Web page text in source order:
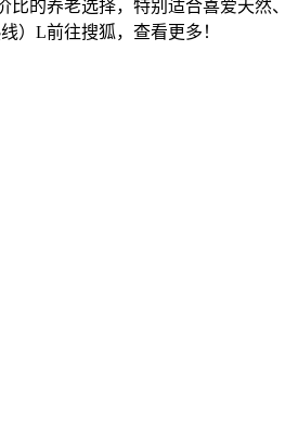
的养老选择，特别适合喜爱天然、
）L前往搜狐，查看更多！